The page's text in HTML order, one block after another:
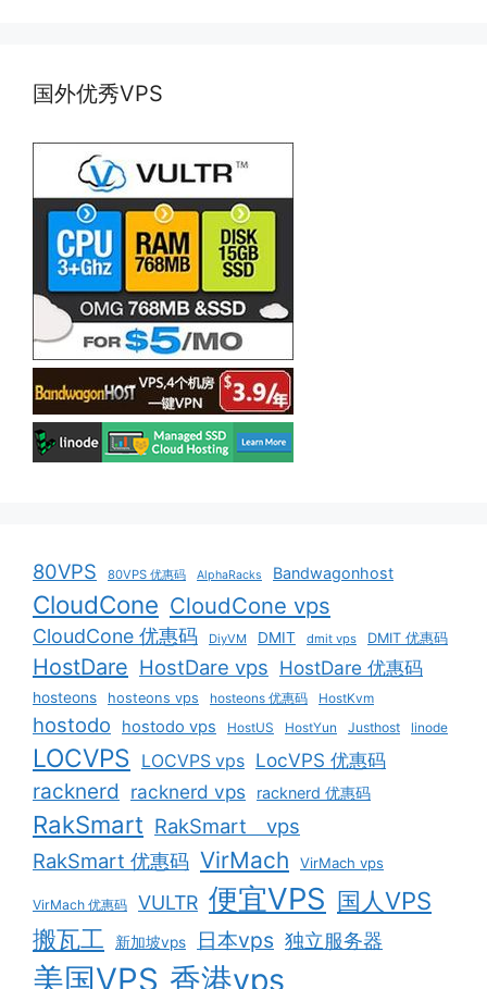
国外优秀VPS
80VPS 80VPS 优惠码 AlphaRacks Bandwagonhost
CloudCone CloudCone vps
CloudCone 优惠码 DiyVM DMIT dmit vps DMIT 优惠码
HostDare HostDare vps HostDare 优惠码
hosteons hosteons vps hosteons 优惠码 HostKvm
hostodo hostodo vps HostUS HostYun Justhost linode
LOCVPS LOCVPS vps LocVPS 优惠码
racknerd racknerd vps racknerd 优惠码
RakSmart RakSmart vps
RakSmart 优惠码 VirMach VirMach vps
VirMach 优惠码 VULTR 便宜VPS 国人VPS
搬瓦工
新加坡vps 日本vps 独立服务器
美国VPS 香港vps